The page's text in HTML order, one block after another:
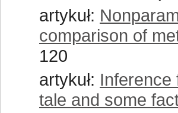
artykuł:
comparison of
120
artykuł: Inference
tale and some